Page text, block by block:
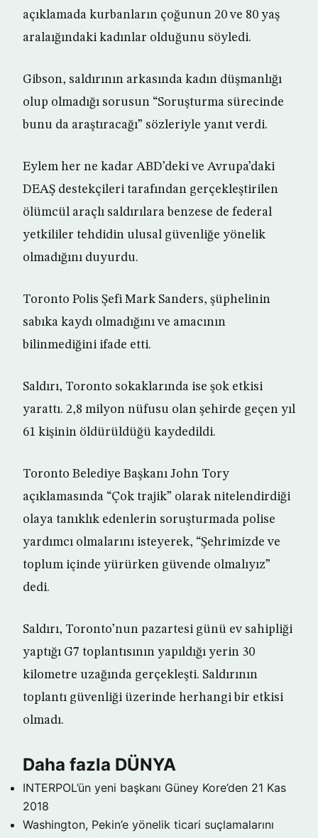
açıklamada kurbanların çoğunun 20 ve 80 yaş
aralaığındaki kadınlar olduğunu söyledi.
Gibson, saldırının arkasında kadın düşmanlığı
olup olmadığı sorusun “Soruşturma sürecinde
bunu da araştıracağı” sözleriyle yanıt verdi.
Eylem her ne kadar ABD’deki ve Avrupa’daki
DEAŞ destekçileri tarafından gerçekleştirilen
ölümcül araçlı saldırılara benzese de federal
yetkililer tehdidin ulusal güvenliğe yönelik
olmadığını duyurdu.
Toronto Polis Şefi Mark Sanders, şüphelinin
sabıka kaydı olmadığını ve amacının
bilinmediğini ifade etti.
Saldırı, Toronto sokaklarında ise şok etkisi
yarattı. 2,8 milyon nüfusu olan şehirde geçen yıl
61 kişinin öldürüldüğü kaydedildi.
Toronto Belediye Başkanı John Tory
açıklamasında “Çok trajik” olarak nitelendirdiği
olaya tanıklık edenlerin soruşturmada polise
yardımcı olmalarını isteyerek, “Şehrimizde ve
toplum içinde yürürken güvende olmalıyız”
dedi.
Saldırı, Toronto’nun pazartesi günü ev sahipliği
yaptığı G7 toplantısının yapıldığı yerin 30
kilometre uzağında gerçekleşti. Saldırının
toplantı güvenliği üzerinde herhangi bir etkisi
olmadı.
Daha fazla DÜNYA
INTERPOL’ün yeni başkanı Güney Kore’den 21 Kas
2018
Washington, Pekin’e yönelik ticari suçlamalarını